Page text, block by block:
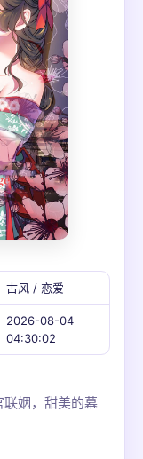
古风 / 恋爱
2026-08-04
04:30:02
姻，甜美的幕